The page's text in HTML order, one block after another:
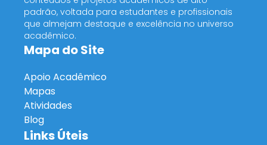
padrão, voltada para estudantes e profissionais
que almejam destaque e excelência no universo
acadêmico.
Mapa do Site
Apoio Acadêmico
Mapas
Atividades
Blog
Links Úteis